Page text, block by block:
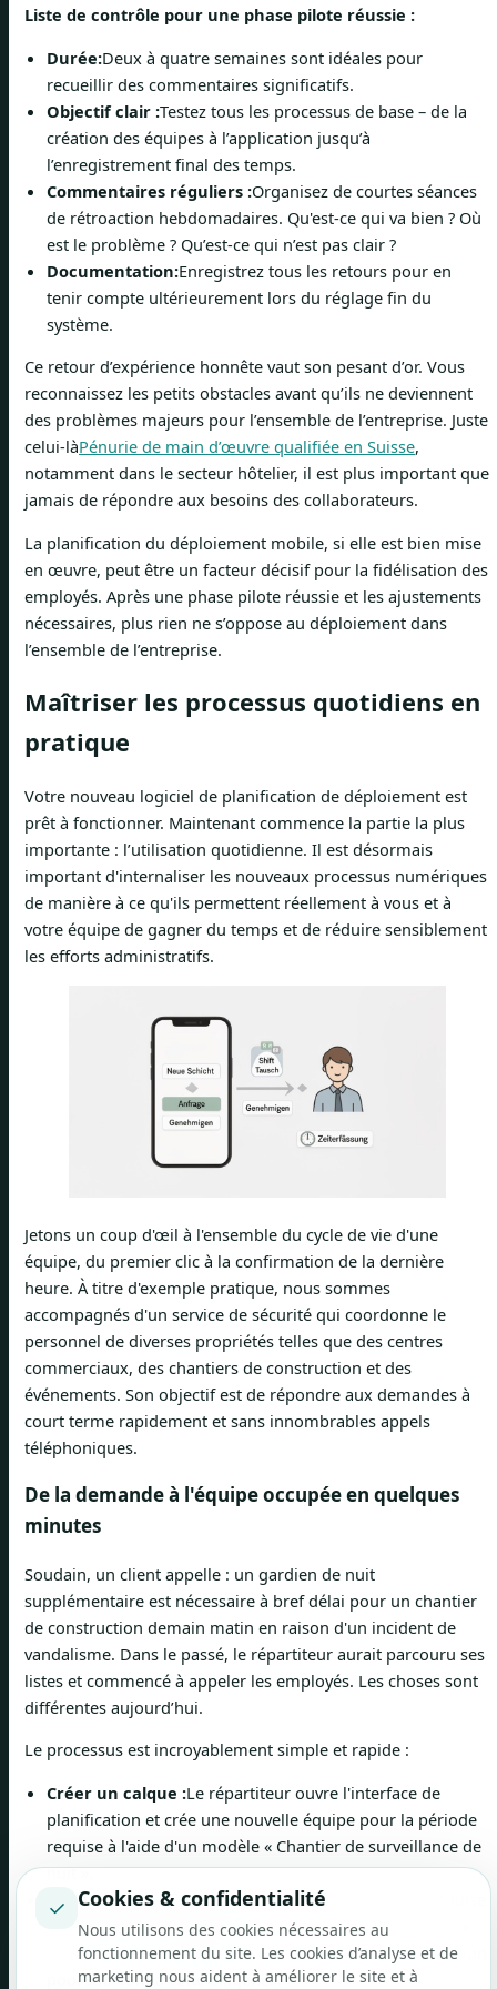
Liste de contrôle pour une phase pilote réussie :
Durée:Deux à quatre semaines sont idéales pour
recueillir des commentaires significatifs.
Objectif clair :Testez tous les processus de base – de la
création des équipes à l’application jusqu’à
l’enregistrement final des temps.
Commentaires réguliers :Organisez de courtes séances
de rétroaction hebdomadaires. Qu'est-ce qui va bien ? Où
est le problème ? Qu’est-ce qui n’est pas clair ?
Documentation:Enregistrez tous les retours pour en
tenir compte ultérieurement lors du réglage fin du
système.
Ce retour d’expérience honnête vaut son pesant d’or. Vous
reconnaissez les petits obstacles avant qu’ils ne deviennent
des problèmes majeurs pour l’ensemble de l’entreprise. Juste
celui-làPénurie de main d’œuvre qualifiée en Suisse,
notamment dans le secteur hôtelier, il est plus important que
jamais de répondre aux besoins des collaborateurs.
La planification du déploiement mobile, si elle est bien mise
en œuvre, peut être un facteur décisif pour la fidélisation des
employés. Après une phase pilote réussie et les ajustements
nécessaires, plus rien ne s’oppose au déploiement dans
l’ensemble de l’entreprise.
Maîtriser les processus quotidiens en
pratique
Votre nouveau logiciel de planification de déploiement est
prêt à fonctionner. Maintenant commence la partie la plus
importante : l’utilisation quotidienne. Il est désormais
important d'internaliser les nouveaux processus numériques
de manière à ce qu'ils permettent réellement à vous et à
votre équipe de gagner du temps et de réduire sensiblement
les efforts administratifs.
Jetons un coup d'œil à l'ensemble du cycle de vie d'une
équipe, du premier clic à la confirmation de la dernière
heure. À titre d'exemple pratique, nous sommes
accompagnés d'un service de sécurité qui coordonne le
personnel de diverses propriétés telles que des centres
commerciaux, des chantiers de construction et des
événements. Son objectif est de répondre aux demandes à
court terme rapidement et sans innombrables appels
téléphoniques.
De la demande à l'équipe occupée en quelques
minutes
Soudain, un client appelle : un gardien de nuit
supplémentaire est nécessaire à bref délai pour un chantier
de construction demain matin en raison d'un incident de
vandalisme. Dans le passé, le répartiteur aurait parcouru ses
listes et commencé à appeler les employés. Les choses sont
différentes aujourd’hui.
Le processus est incroyablement simple et rapide :
Créer un calque :Le répartiteur ouvre l'interface de
planification et crée une nouvelle équipe pour la période
requise à l'aide d'un modèle « Chantier de surveillance de
nuit ».
Filtrer les qualifications :Il ajoute la qualification requise
« Spécialiste de la sécurité avec certificat X ». Le système
lui montre immédiatement combien de personnes de son
pool satisfont à cette exigence.
✓ Cookies & confidentialité
Nous utilisons des cookies nécessaires au
fonctionnement du site. Les cookies d’analyse et de
marketing nous aident à améliorer le site et à